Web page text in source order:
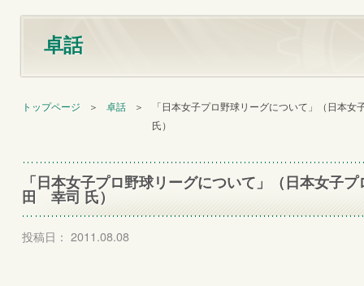
卓話
トップページ ＞ 卓話 ＞
「日本女子プロ野球リーグについて」（日本
氏）
「日本女子プロ野球リーグについて」（日本女子
田 幸司 氏）
投稿日： 2011.08.08